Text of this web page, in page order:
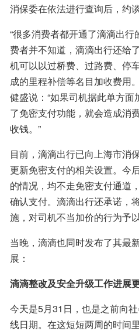
消保委在依法进行查询后，约
“很多消费者都开通了滴滴出
费者并不知道，滴滴出行还给
机可以以过桥费、过路费、停
成的里程补偿等名目加收费用
健盛说：“如果司机据此单方
了免密支付功能，就会造成消
收钱。”
目前，滴滴出行已向上海市消
更新免密支付的相关设置。今
的情况，均不走免密支付通道
确认支付。滴滴出行还承诺，
施，对司机不当加价的行为予
当晚，滴滴也同时发布了其最
展：
滴滴整改及安全升级工作进展
今天是5月31日，也是之前向
线日期。在这短短两周的时间